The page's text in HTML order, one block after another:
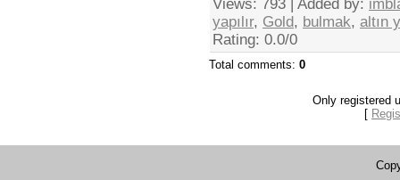
Views: 793 | Added by:
yapılır, Gold, bulmak, altın
Rating: 0.0/0
Total comments: 0
Only registered
[